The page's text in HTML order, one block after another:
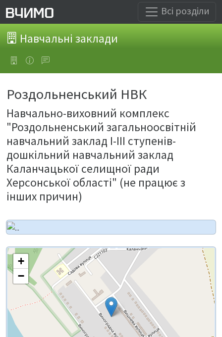
Всі розділи
Навчальні заклади
Роздольненський НВК
Навчально-виховний комплекс
"Роздольненський загальноосвітній
навчальний заклад I-III ступенів-
дошкільний навчальний заклад
Каланчацької селищної ради
Херсонської області" (не працює з
інших причин)
+
−